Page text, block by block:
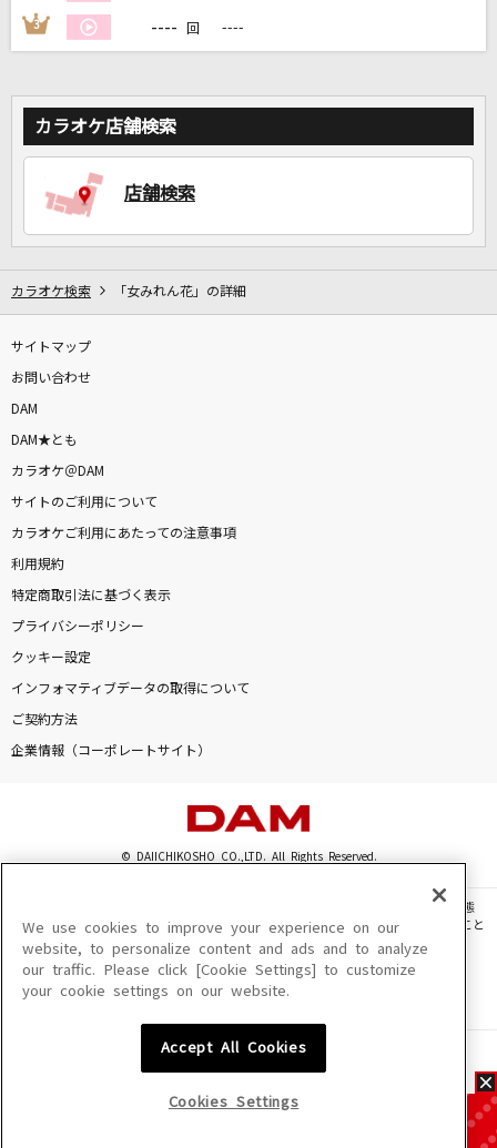
カラオケをもっと楽しもう！
3 ---- 回 ----
カラオケ店舗検索
店舗検索
カラオケ検索 「女みれん花」の詳細
サイトマップ
お問い合わせ
DAM
DAM★とも
カラオケ＠DAM
サイトのご利用について
カラオケご利用にあたっての注意事項
利用規約
特定商取引法に基づく表示
プライバシーポリシー
クッキー設定
インフォマティブデータの取得について
ご契約方法
企業情報（コーポレートサイト）
© DAIICHIKOSHO CO.,LTD. All Rights Reserved.
このサイトに掲載されている一切の文章・画像・写真・動画・音声等を、手段や形態
を問わず、著作権法の定める範囲を超えて無断で複製、転載、ファイル化などすること
を禁じます。
楽曲及びコンテンツは、機種によりご利用いただけない場合があります。
楽曲及びコンテンツの配信日、配信内容が変更になる場合があります。
We use cookies to improve your experience on our
website, to personalize content and ads and to analyze
our traffic. Please click [Cookie Settings] to customize
your cookie settings on our website.
Accept All Cookies
Cookies Settings